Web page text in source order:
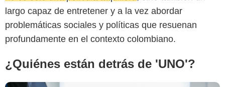
largo capaz de entretener y a la vez abordar
problemáticas sociales y políticas que resuenan
profundamente en el contexto colombiano.
¿Quiénes están detrás de 'UNO'?